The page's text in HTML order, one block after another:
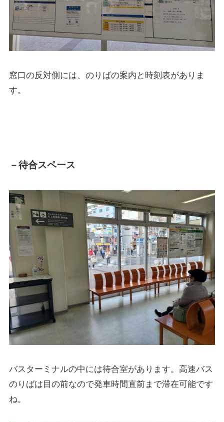
窓口の反対側には、のりばの案内と時刻表がありま
す。
－待合スペース
バスターミナルの中には待合室があります。高速バス
のりばは目の前なので発車時間直前まで滞在可能です
ね。